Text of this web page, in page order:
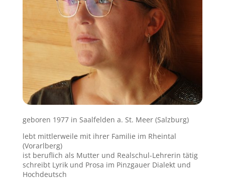
geboren 1977 in Saalfelden a. St. Meer (Salzburg)
lebt mittlerweile mit ihrer Familie im Rheintal
(Vorarlberg)
ist beruflich als Mutter und Realschul-Lehrerin tätig
schreibt Lyrik und Prosa im Pinzgauer Dialekt und
Hochdeutsch